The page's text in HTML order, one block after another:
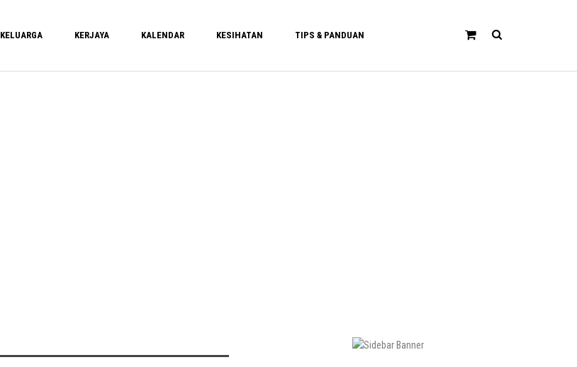
KELUARGA KERJAYA KALENDAR KESIHATAN TIPS & PANDUAN